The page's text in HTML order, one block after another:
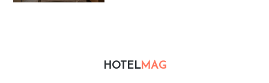
HOTELMAG